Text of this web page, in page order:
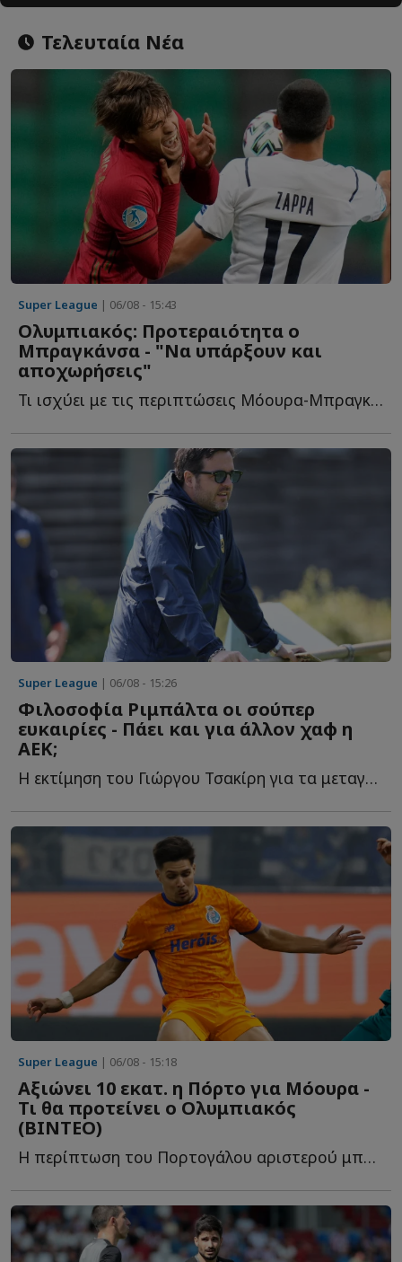
Τελευταία Νέα
Super League | 06/08 - 15:43
Ολυμπιακός: Προτεραιότητα ο
Μπραγκάνσα - "Να υπάρξουν και
αποχωρήσεις"
Τι ισχύει με τις περιπτώσεις Μόουρα-Μπραγκάνσα, αποχωρήσεις κ...
Super League | 06/08 - 15:26
Φιλοσοφία Ριμπάλτα οι σούπερ
ευκαιρίες - Πάει και για άλλον χαφ η
ΑΕΚ;
Η εκτίμηση του Γιώργου Τσακίρη για τα μεταγραφικά της Έ...
Super League | 06/08 - 15:18
Αξιώνει 10 εκατ. η Πόρτο για Μόουρα -
Τι θα προτείνει ο Ολυμπιακός
(ΒΙΝΤΕΟ)
Η περίπτωση του Πορτογάλου αριστερού μπακ βρίσκεται σ...